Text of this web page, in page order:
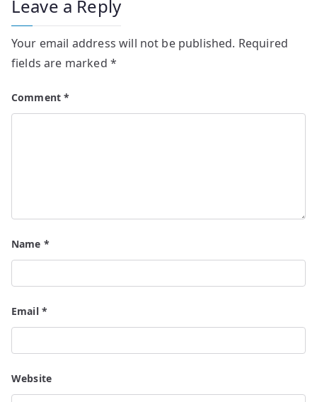
Leave a Reply
Your email address will not be published. Required
fields are marked *
Comment*
Name *
Email *
Website